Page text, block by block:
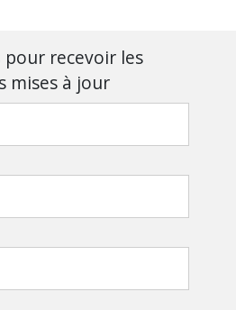
pour recevoir les
mises à jour